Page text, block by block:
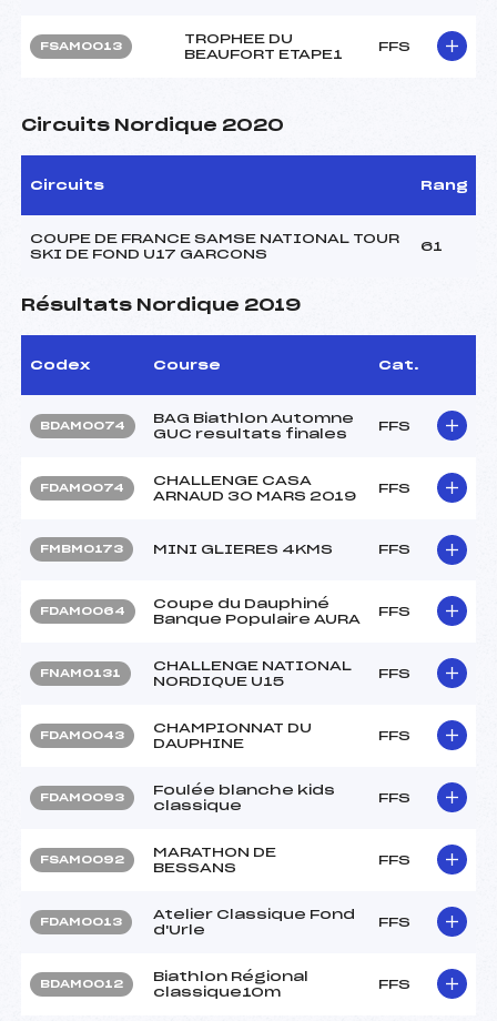
FSAM0013
TROPHEE DU
BEAUFORT ETAPE1
FFS
Circuits Nordique 2020
Circuits Rang
COUPE DE FRANCE SAMSE NATIONAL TOUR
SKI DE FOND U17 GARCONS
61
Résultats Nordique 2019
Codex Course Cat.
BDAM0074
BAG Biathlon Automne
GUC resultats finales
FFS
FDAM0074
CHALLENGE CASA
ARNAUD 30 MARS 2019
FFS
FMBM0173 MINI GLIERES 4KMS FFS
FDAM0064
Coupe du Dauphiné
Banque Populaire AURA
FFS
FNAM0131
CHALLENGE NATIONAL
NORDIQUE U15
FFS
FDAM0043
CHAMPIONNAT DU
DAUPHINE
FFS
FDAM0093
Foulée blanche kids
classique
FFS
FSAM0092
MARATHON DE
BESSANS
FFS
FDAM0013
Atelier Classique Fond
d'Urle
FFS
BDAM0012
Biathlon Régional
classique10m
FFS